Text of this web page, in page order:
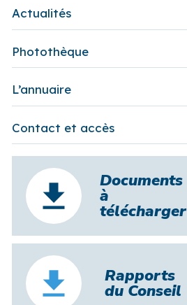
Actualités
Photothèque
L’annuaire
Contact et accès
Documents
à
télécharger
Rapports
du Conseil